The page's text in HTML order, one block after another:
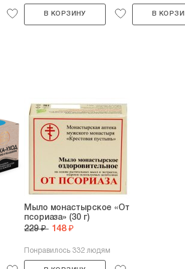
В КОРЗИНУ В
Мыло монастырское «От
псориаза» (30 г)
229 ₽ 148 ₽
Понравилось 332 людям